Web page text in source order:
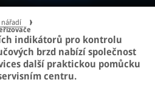
nářadí
indikátorů pro kontrolu
brzd nabízí společnost
další praktickou pomůcku
centru.